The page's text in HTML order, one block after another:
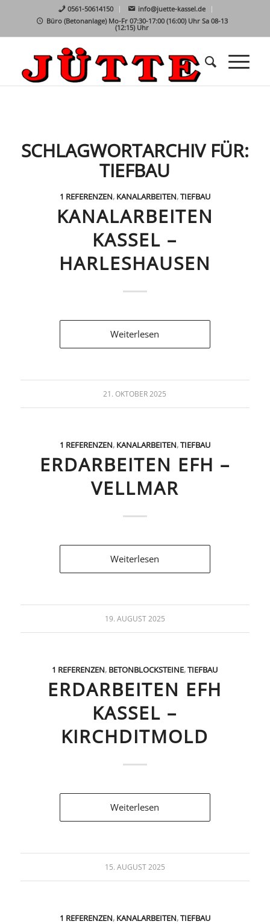
0561-50614150
info@juette-kassel.de
Büro (Betonanlage) Mo-Fr 07:30-17:00 (16:00) Uhr Sa 08-13
(12:15) Uhr
SCHLAGWORTARCHIV FÜR:
TIEFBAU
1 REFERENZEN, KANALARBEITEN,TIEFBAU
KANALARBEITEN
KASSEL –
HARLESHAUSEN
Weiterlesen
21. OKTOBER 2025
1 REFERENZEN, KANALARBEITEN,TIEFBAU
ERDARBEITEN EFH –
VELLMAR
Weiterlesen
19. AUGUST 2025
1 REFERENZEN, BETONBLOCKSTEINE,TIEFBAU
ERDARBEITEN EFH
KASSEL –
KIRCHDITMOLD
Weiterlesen
15. AUGUST 2025
1 REFERENZEN, KANALARBEITEN,TIEFBAU